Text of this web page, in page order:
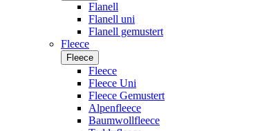
Flanell
Flanell uni
Flanell gemustert
Fleece
Fleece
Fleece
Fleece Uni
Fleece Gemustert
Alpenfleece
Baumwollfleece